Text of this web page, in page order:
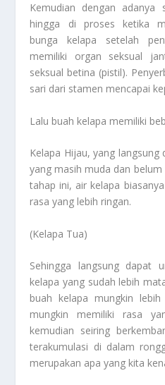
Kemudian dengan adanya
hingga di proses ketika
bunga kelapa setelah
memiliki organ seksual
seksual betina (pistil).
sari dari stamen mencapai
Lalu buah kelapa memiliki
Kelapa Hijau, yang
yang masih muda dan
tahap ini, air kelapa
rasa yang lebih ringan.
(Kelapa Tua)
Sehingga langsung dapat
kelapa yang sudah lebih
buah kelapa mungkin
mungkin memiliki rasa
kemudian seiring
terakumulasi di dalam
merupakan apa yang kita